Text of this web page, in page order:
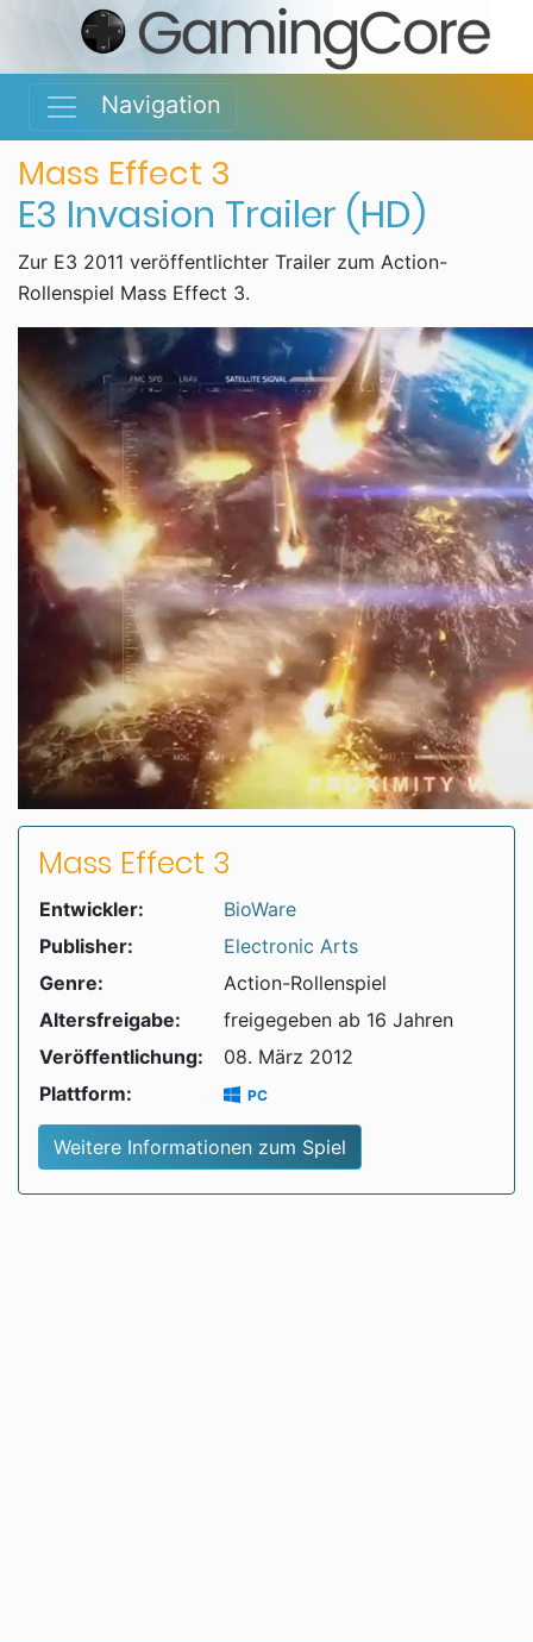
Navigation
Mass Effect 3
E3 Invasion Trailer (HD)
Zur E3 2011 veröffentlichter Trailer zum Action-
Rollenspiel Mass Effect 3.
Mass Effect 3
Entwickler:
BioWare
Publisher:
Electronic Arts
Genre:
Action-Rollenspiel
Altersfreigabe:
freigegeben ab 16 Jahren
Veröffentlichung:
08. März 2012
Plattform:
PC
Weitere Informationen zum Spiel